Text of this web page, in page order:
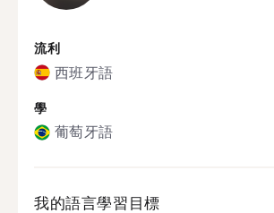
流利
西班牙語
學
葡萄牙語
我的語言學習目標